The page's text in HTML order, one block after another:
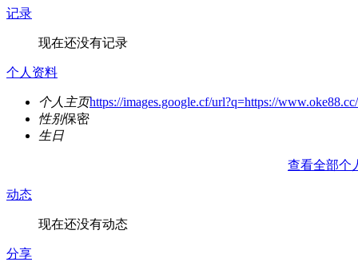
记录
现在还没有记录
个人资料
个人主页https://images.google.cf/url?q=https://www.oke88.cc/
性别保密
生日
查看全部个
动态
现在还没有动态
分享